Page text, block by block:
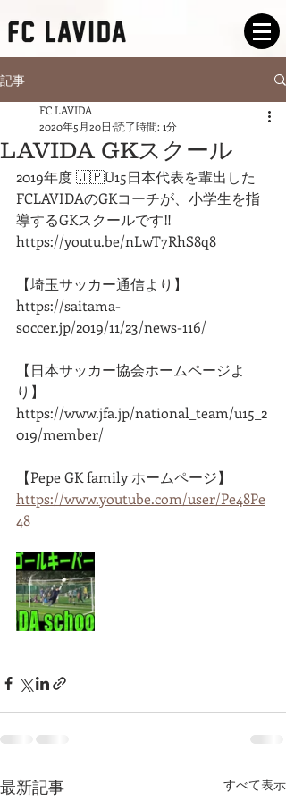
記事
LAVIDA GKスクール
FC LAVIDA
2020年5月20日 読了時間: 1分
2019年度 🇯🇵U15日本代表を輩出した
FCLAVIDAのGKコーチが、小学生を指
導するGKスクールです‼️
https://youtu.be/nLwT7RhS8q8
【埼玉サッカー通信より】
https://saitama-
soccer.jp/2019/11/23/news-116/
【日本サッカー協会ホームページよ
り】
https://www.jfa.jp/national_team/u15_2
019/member/
【Pepe GK family ホームページ】
https://www.youtube.com/user/Pe48Pe
48
最新記事 すべて表示